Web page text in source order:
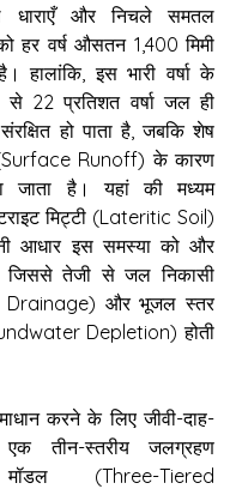
धाराएँ और निचले समतल
हर वर्ष औसतन 1,400 मिमी
है। हालांकि, इस भारी वर्षा के
22 प्रतिशत वर्षा जल ही
हो पाता है, जबकि शेष
Runoff) के कारण
जाता है। यहां की मध्यम
मिट्टी (Lateritic Soil)
आधार इस समस्या को और
Drainage) और भूजल स्तर
Depletion) होती
करने के लिए जीवी-दाह-
एक तीन-स्तरीय जलग्रहण
मॉडल (Three-Tiered